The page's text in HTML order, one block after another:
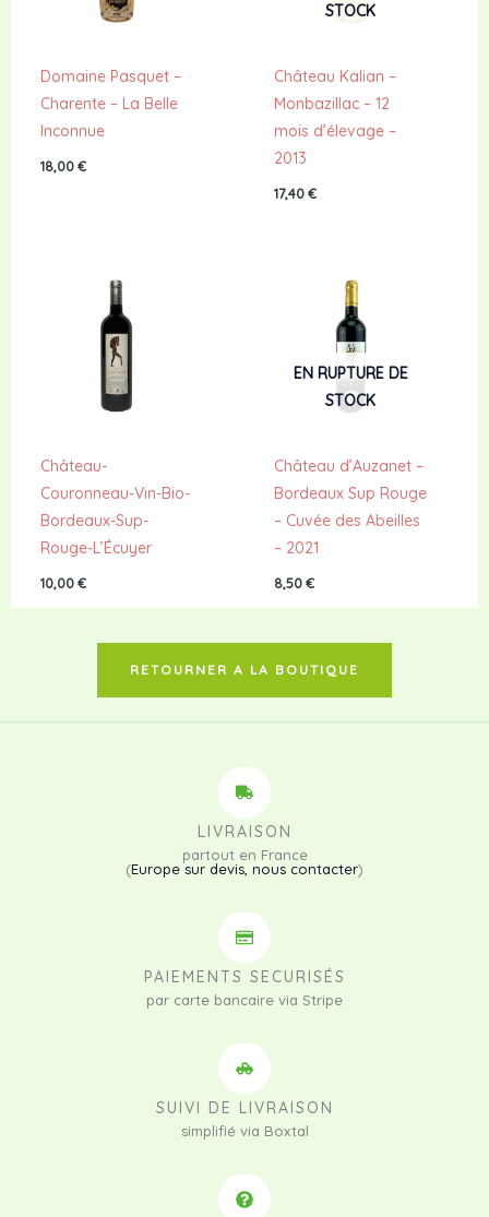
Domaine Pasquet –
Charente – La Belle
Inconnue
18,00€
STOCK
Château Kalian –
Monbazillac – 12
mois d’élevage –
2013
17,40€
Château-
Couronneau-Vin-Bio-
Bordeaux-Sup-
Rouge-L’Écuyer
10,00€
EN RUPTURE DE
STOCK
Château d’Auzanet –
Bordeaux Sup Rouge
– Cuvée des Abeilles
– 2021
8,50€
RETOURNER A LA BOUTIQUE
LIVRAISON
partout en France
(Europe sur devis, nous contacter)
PAIEMENTS SECURISÉS
par carte bancaire via Stripe
SUIVI DE LIVRAISON
simplifié via Boxtal